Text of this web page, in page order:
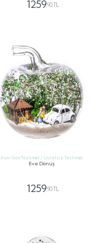
1259,90 TL
Aynı Gün Teslimat / Ücretsiz Teslimat
Eve Dönüş
1259,90 TL